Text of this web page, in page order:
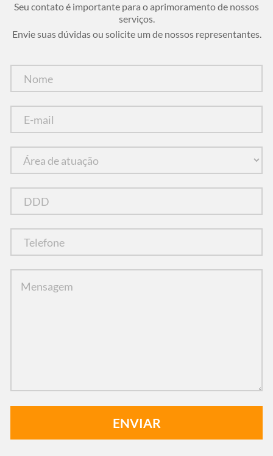
Seu contato é importante para o aprimoramento de nossos
serviços.
Envie suas dúvidas ou solicite um de nossos representantes.